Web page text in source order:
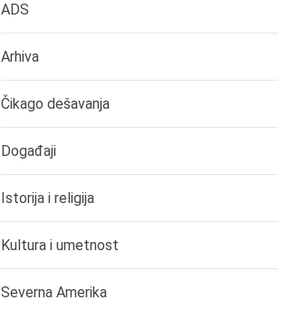
ADS
Arhiva
Čikago dešavanja
Događaji
Istorija i religija
Kultura i umetnost
Severna Amerika